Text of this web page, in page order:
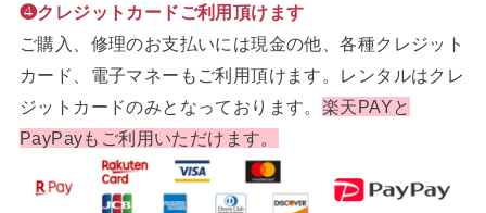
❹クレジットカードご利用頂けます
ご購入、修理のお支払いには現金の他、各種クレジット
カード、電子マネーもご利用頂けます。レンタルはクレ
ジットカードのみとなっております。 楽天PAYと
PayPayもご利用いただけます。